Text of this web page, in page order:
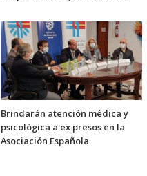
Brindarán atención médica y
psicológica a ex presos en la
Asociación Española